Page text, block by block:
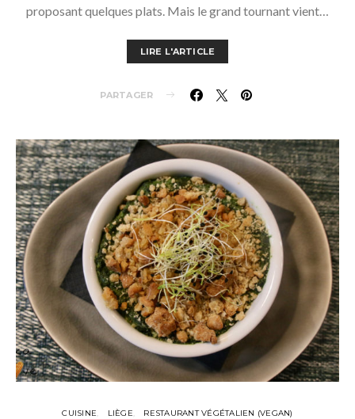
proposant quelques plats. Mais le grand tournant vient…
LIRE L'ARTICLE
PARTAGER
CUISINE LIÈGE RESTAURANT VÉGÉTALIEN (VEGAN)